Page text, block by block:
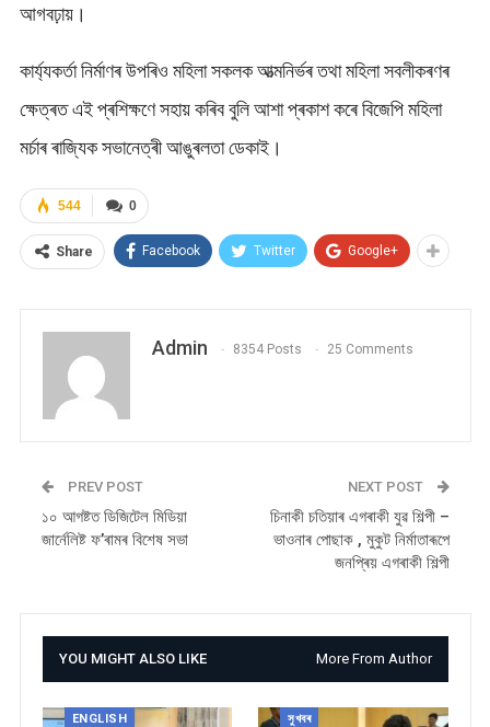
আগবঢ়ায়।
কাৰ্য্যকৰ্তা নিৰ্মাণৰ উপৰিও মহিলা সকলক আত্মনিৰ্ভৰ তথা মহিলা সবলীকৰণৰ
ক্ষেত্ৰত এই প্ৰশিক্ষণে সহায় কৰিব বুলি আশা প্ৰকাশ কৰে বিজেপি মহিলা
মৰ্চাৰ ৰাজ্যিক সভানেত্ৰী আঙুৰলতা ডেকাই।
0
544
Share Facebook Twitter Google+
Admin 8354 Posts 25 Comments
PREV POST
১০ আগষ্টত ডিজিটেল মিডিয়া
জাৰ্নেলিষ্ট ফ’ৰামৰ বিশেষ সভা
NEXT POST
চিনাকী চতিয়াৰ এগৰাকী যুৱ শিল্পী –
ভাওনাৰ পোছাক , মুকুট নিৰ্মাতাৰূপে
জনপ্ৰিয় এগৰাকী শিল্পী
YOU MIGHT ALSO LIKE More From Author
ENGLISH সুখবৰ